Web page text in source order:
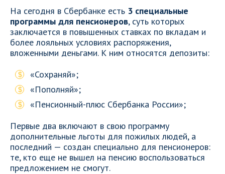
На сегодня в Сбербанке есть 3 специальные
программы для пенсионеров, суть которых
заключается в повышенных ставках по вкладам и
более лояльных условиях распоряжения,
вложенными деньгами. К ним относятся депозиты:
«Сохраняй»;
«Пополняй»;
«Пенсионный-плюс Сбербанка России»;
Первые два включают в свою программу
дополнительные льготы для пожилых людей, а
последний — создан специально для пенсионеров:
те, кто еще не вышел на пенсию воспользоваться
предложением не смогут.